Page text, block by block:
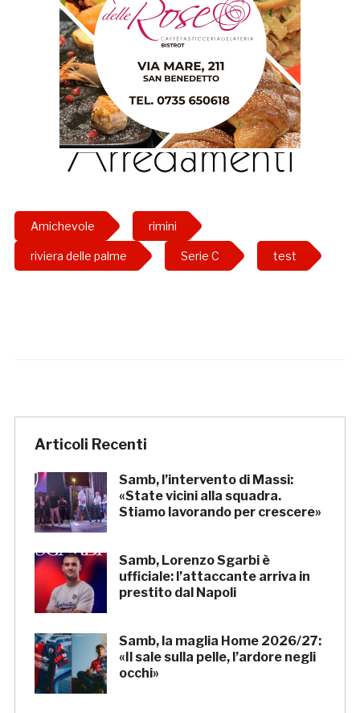
Amichevole rimini
riviera delle palme Serie C test
Articoli Recenti
Samb, l’intervento di Massi:
«State vicini alla squadra.
Stiamo lavorando per crescere»
Samb, Lorenzo Sgarbi è
ufficiale: l’attaccante arriva in
prestito dal Napoli
Samb, la maglia Home 2026/27:
«Il sale sulla pelle, l’ardore negli
occhi»